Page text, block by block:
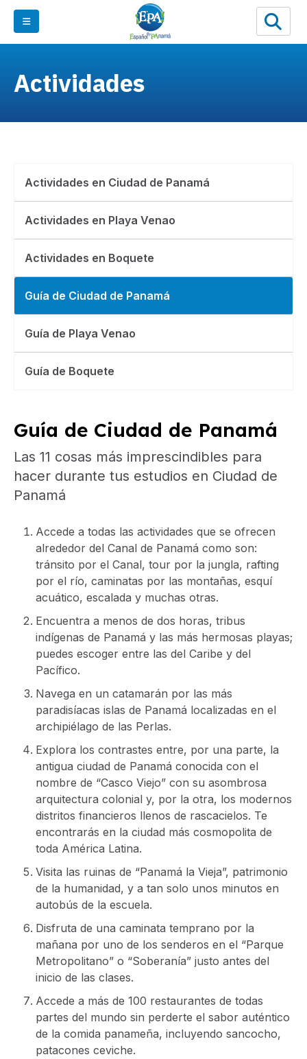
Actividades
Actividades en Ciudad de Panamá
Actividades en Playa Venao
Actividades en Boquete
Guía de Ciudad de Panamá
Guía de Playa Venao
Guía de Boquete
Guía de Ciudad de Panamá
Las 11 cosas más imprescindibles para
hacer durante tus estudios en Ciudad de
Panamá
Accede a todas las actividades que se ofrecen
alrededor del Canal de Panamá como son:
tránsito por el Canal, tour por la jungla, rafting
por el río, caminatas por las montañas, esquí
acuático, escalada y muchas otras.
Encuentra a menos de dos horas, tribus
indígenas de Panamá y las más hermosas playas;
puedes escoger entre las del Caribe y del
Pacífico.
Navega en un catamarán por las más
paradisíacas islas de Panamá localizadas en el
archipiélago de las Perlas.
Explora los contrastes entre, por una parte, la
antigua ciudad de Panamá conocida con el
nombre de “Casco Viejo” con su asombrosa
arquitectura colonial y, por la otra, los modernos
distritos financieros llenos de rascacielos. Te
encontrarás en la ciudad más cosmopolita de
toda América Latina.
Visita las ruinas de “Panamá la Vieja”, patrimonio
de la humanidad, y a tan solo unos minutos en
autobús de la escuela.
Disfruta de una caminata temprano por la
mañana por uno de los senderos en el “Parque
Metropolitano” o “Soberanía” justo antes del
inicio de las clases.
Accede a más de 100 restaurantes de todas
partes del mundo sin perderte el sabor auténtico
de la comida panameña, incluyendo sancocho,
patacones ceviche.